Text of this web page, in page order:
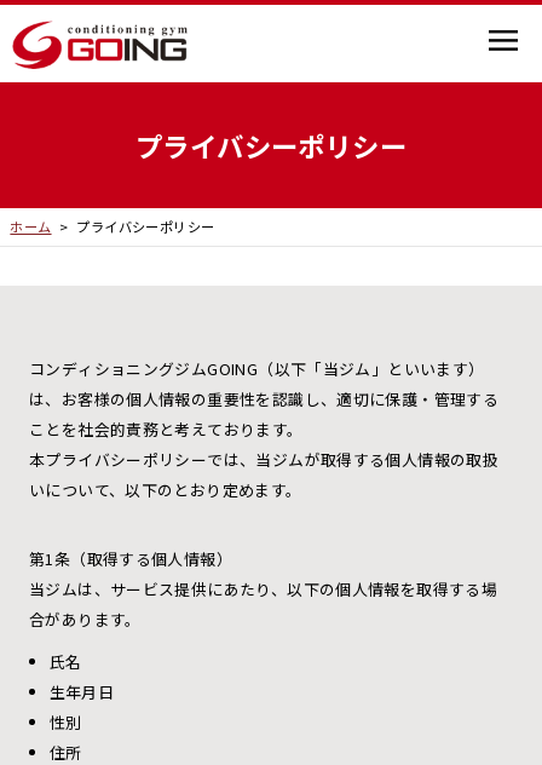
プライバシーポリシー
ホーム > プライバシーポリシー
コンディショニングジムGOING（以下「当ジム」といいます）
は、お客様の個人情報の重要性を認識し、適切に保護・管理する
ことを社会的責務と考えております。
本プライバシーポリシーでは、当ジムが取得する個人情報の取扱
いについて、以下のとおり定めます。
第1条（取得する個人情報）
当ジムは、サービス提供にあたり、以下の個人情報を取得する場
合があります。
氏名
生年月日
性別
住所